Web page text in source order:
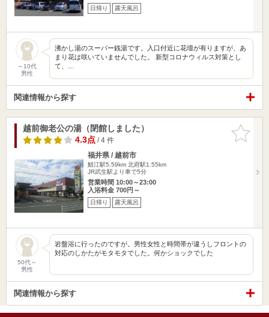
日帰り 露天風呂
～10代
男性
沸かし湯のスーパー銭湯です。入口付近に花壇が有りますが、あ
まり花は咲いていませんでした。 新型コロナウィルス対策とし
て、…
関連情報から探す
お気に入
りに追加
越前御老公の湯（閉館しました）
4.3点/ 4 件
福井県 / 越前市
鯖江駅5.59km 北府駅1.55km
JR武生駅より車で5分
営業時間 10:00～23:00
入浴料金 700円～
日帰り 露天風呂
50代～
男性
岩盤浴に行ったのですが。男性女性と時間帯が違うしフロントの
対応のしかたがモタモタでした。何かショックでした
関連情報から探す